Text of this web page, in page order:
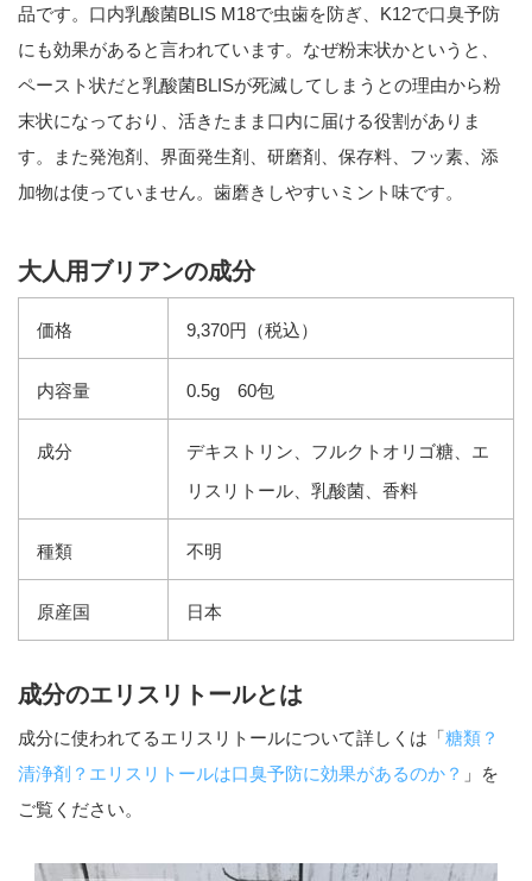
品です。口内乳酸菌BLIS M18で虫歯を防ぎ、K12で口臭予防
にも効果があると言われています。なぜ粉末状かというと、
ペースト状だと乳酸菌BLISが死滅してしまうとの理由から粉
末状になっており、活きたまま口内に届ける役割がありま
す。また発泡剤、界面発生剤、研磨剤、保存料、フッ素、添
加物は使っていません。歯磨きしやすいミント味です。
大人用ブリアンの成分
価格 9,370円（税込）
内容量 0.5g 60包
成分
デキストリン、フルクトオリゴ糖、エ
リスリトール、乳酸菌、香料
種類 不明
原産国 日本
成分のエリスリトールとは
成分に使われてるエリスリトールについて詳しくは「糖類？
清浄剤？エリスリトールは口臭予防に効果があるのか？ 」を
ご覧ください。